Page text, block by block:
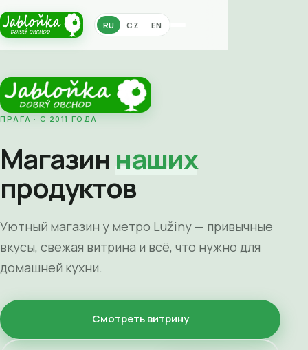
RU CZ EN
ПРАГА · С 2011 ГОДА
Магазин наших
продуктов
Уютный магазин у метро Lužiny — привычные
вкусы, свежая витрина и всё, что нужно для
домашней кухни.
Смотреть витрину